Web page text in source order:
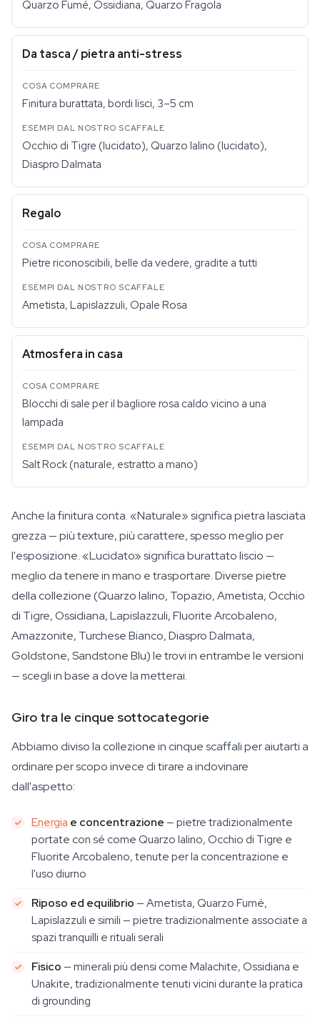
Quarzo Fumé, Ossidiana, Quarzo Fragola
Da tasca / pietra anti-stress
Finitura burattata, bordi lisci, 3–5 cm
Occhio di Tigre (lucidato), Quarzo Ialino (lucidato),
Diaspro Dalmata
Regalo
Pietre riconoscibili, belle da vedere, gradite a tutti
Ametista, Lapislazzuli, Opale Rosa
Atmosfera in casa
Blocchi di sale per il bagliore rosa caldo vicino a una
lampada
Salt Rock (naturale, estratto a mano)
Anche la finitura conta. «Naturale» significa pietra lasciata
grezza — più texture, più carattere, spesso meglio per
l'esposizione. «Lucidato» significa burattato liscio —
meglio da tenere in mano e trasportare. Diverse pietre
della collezione (Quarzo Ialino, Topazio, Ametista, Occhio
di Tigre, Ossidiana, Lapislazzuli, Fluorite Arcobaleno,
Amazzonite, Turchese Bianco, Diaspro Dalmata,
Goldstone, Sandstone Blu) le trovi in entrambe le versioni
— scegli in base a dove la metterai.
Giro tra le cinque sottocategorie
Abbiamo diviso la collezione in cinque scaffali per aiutarti a
ordinare per scopo invece di tirare a indovinare
dall'aspetto:
Energia e concentrazione — pietre tradizionalmente
portate con sé come Quarzo Ialino, Occhio di Tigre e
Fluorite Arcobaleno, tenute per la concentrazione e
l'uso diurno
Riposo ed equilibrio — Ametista, Quarzo Fumé,
Lapislazzuli e simili — pietre tradizionalmente associate a
spazi tranquilli e rituali serali
Fisico — minerali più densi come Malachite, Ossidiana e
Unakite, tradizionalmente tenuti vicini durante la pratica
di grounding